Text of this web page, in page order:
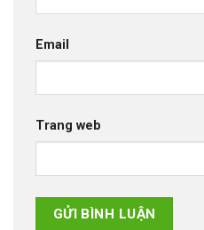
Email
Trang web